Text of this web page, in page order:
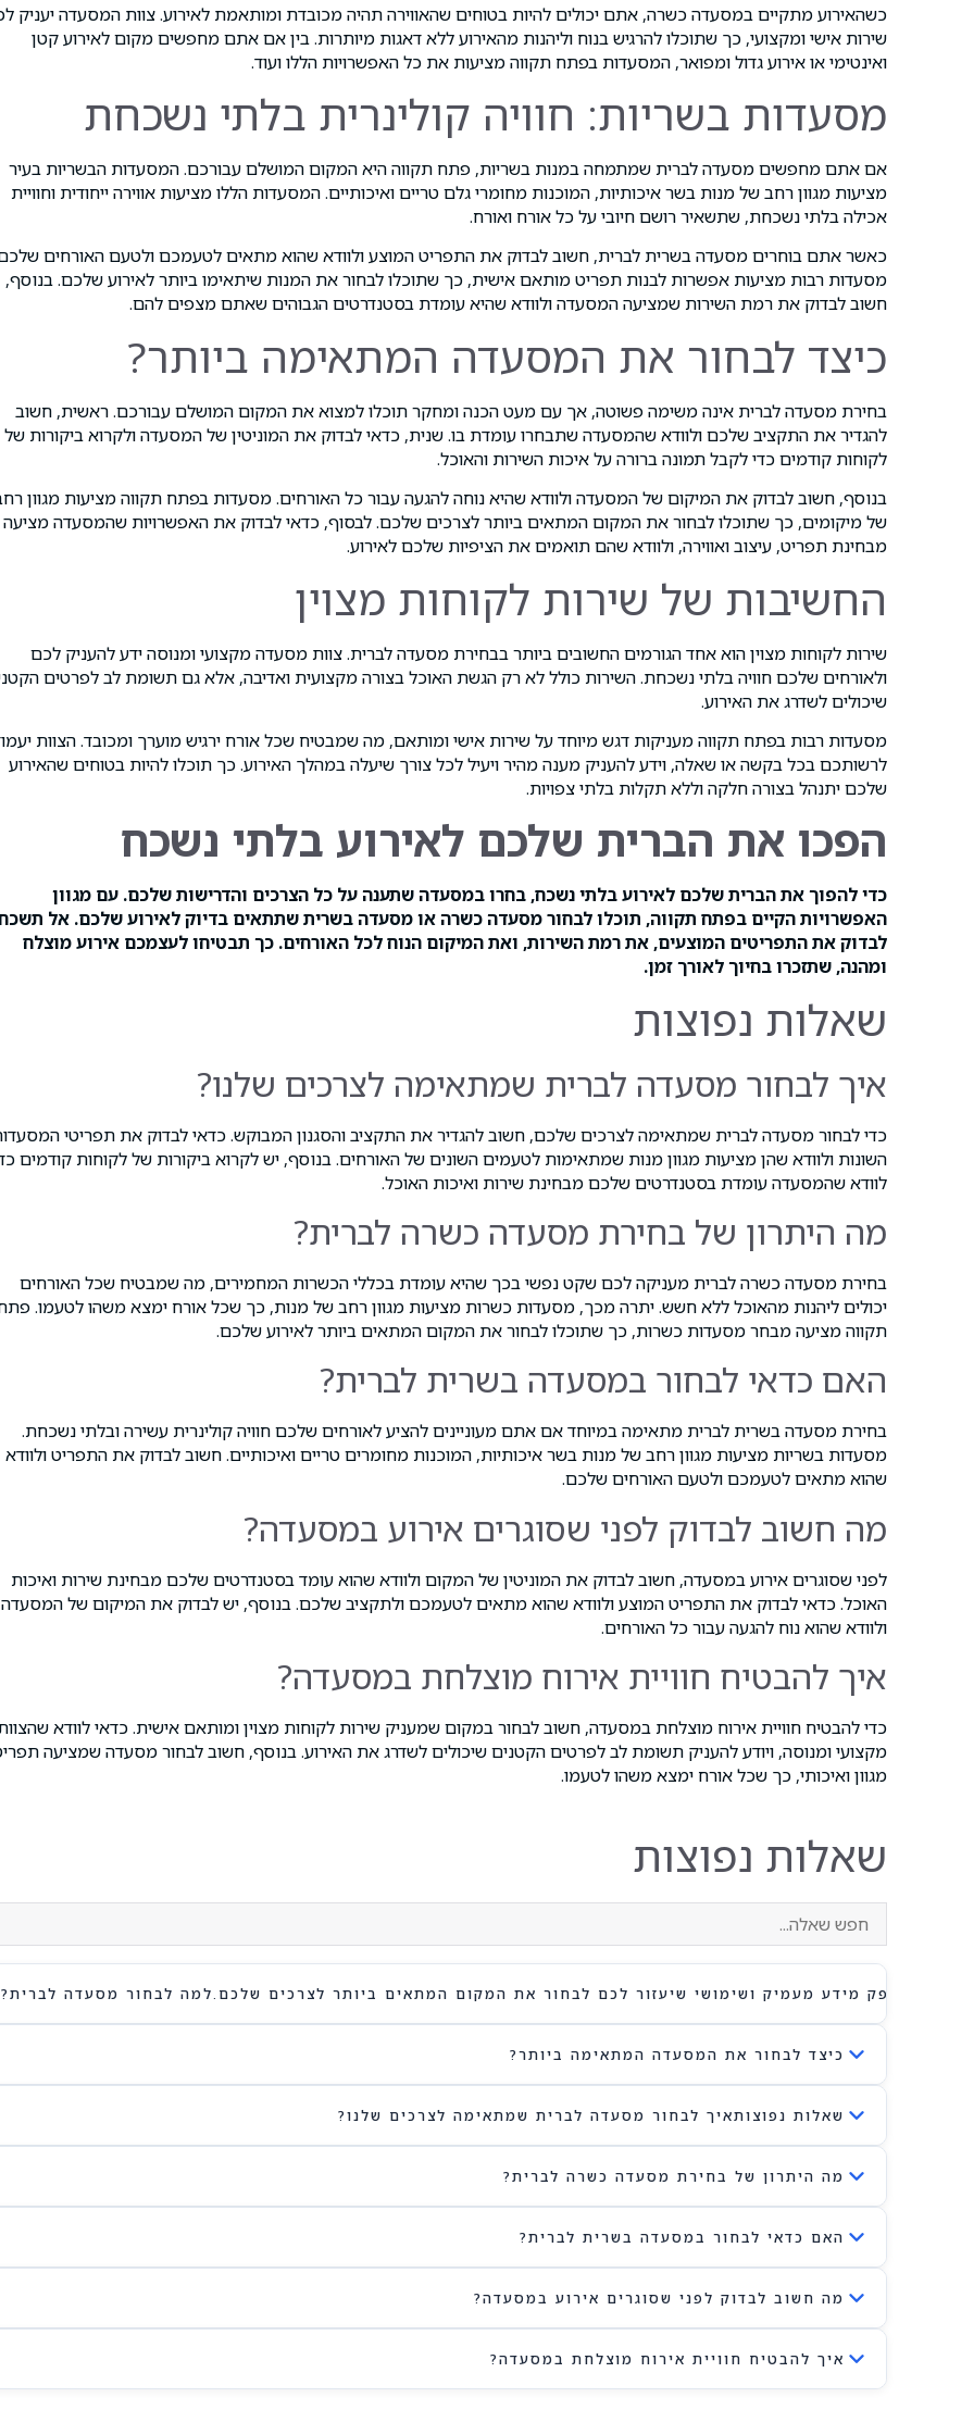
כשהאירוע מתקיים במסעדה כשרה, אתם יכולים להיות בטוחים שהאווירה תהיה מכובדת ומותאמת לאירוע. צוות המסעדה יעניק
שירות אישי ומקצועי, כך שתוכלו להרגיש בנוח וליהנות מהאירוע ללא דאגות מיותרות. בין אם אתם מחפשים מקום לאירוע קטן
ואינטימי או אירוע גדול ומפואר, המסעדות בפתח תקווה מציעות את כל האפשרויות הללו ועוד.
מסעדות בשריות: חוויה קולינרית בלתי נשכחת
אם אתם מחפשים מסעדה לברית שמתמחה במנות בשריות, פתח תקווה היא המקום המושלם עבורכם. המסעדות הבשריות בעיר
מציעות מגוון רחב של מנות בשר איכותיות, המוכנות מחומרי גלם טריים ואיכותיים. המסעדות הללו מציעות אווירה ייחודית וחוויית
אכילה בלתי נשכחת, שתשאיר רושם חיובי על כל אורח ואורח.
כאשר אתם בוחרים מסעדה בשרית לברית, חשוב לבדוק את התפריט המוצע ולוודא שהוא מתאים לטעמכם ולטעם האורחים
מסעדות רבות מציעות אפשרות לבנות תפריט מותאם אישית, כך שתוכלו לבחור את המנות שיתאימו ביותר לאירוע שלכם. בנוסף,
חשוב לבדוק את רמת השירות שמציעה המסעדה ולוודא שהיא עומדת בסטנדרטים הגבוהים שאתם מצפים להם.
כיצד לבחור את המסעדה המתאימה ביותר?
בחירת מסעדה לברית אינה משימה פשוטה, אך עם מעט הכנה ומחקר תוכלו למצוא את המקום המושלם עבורכם. ראשית, חשוב
להגדיר את התקציב שלכם ולוודא שהמסעדה שתבחרו עומדת בו. שנית, כדאי לבדוק את המוניטין של המסעדה ולקרוא ביקורות של
לקוחות קודמים כדי לקבל תמונה ברורה על איכות השירות והאוכל.
בנוסף, חשוב לבדוק את המיקום של המסעדה ולוודא שהיא נוחה להגעה עבור כל האורחים. מסעדות בפתח תקווה מציעות מגוון
של מיקומים, כך שתוכלו לבחור את המקום המתאים ביותר לצרכים שלכם. לבסוף, כדאי לבדוק את האפשרויות שהמסעדה מציעה
מבחינת תפריט, עיצוב ואווירה, ולוודא שהם תואמים את הציפיות שלכם לאירוע.
החשיבות של שירות לקוחות מצוין
שירות לקוחות מצוין הוא אחד הגורמים החשובים ביותר בבחירת מסעדה לברית. צוות מסעדה מקצועי ומנוסה ידע להעניק לכם
ולאורחים שלכם חוויה בלתי נשכחת. השירות כולל לא רק הגשת האוכל בצורה מקצועית ואדיבה, אלא גם תשומת לב לפרטים
שיכולים לשדרג את האירוע.
מסעדות רבות בפתח תקווה מעניקות דגש מיוחד על שירות אישי ומותאם, מה שמבטיח שכל אורח ירגיש מוערך ומכובד. הצוות
לרשותכם בכל בקשה או שאלה, וידע להעניק מענה מהיר ויעיל לכל צורך שיעלה במהלך האירוע. כך תוכלו להיות בטוחים שהאירוע
שלכם יתנהל בצורה חלקה וללא תקלות בלתי צפויות.
הפכו את הברית שלכם לאירוע בלתי נשכח
כדי להפוך את הברית שלכם לאירוע בלתי נשכח, בחרו במסעדה שתענה על כל הצרכים והדרישות שלכם. עם מגוון
האפשרויות הקיים בפתח תקווה, תוכלו לבחור מסעדה כשרה או מסעדה בשרית שתתאים בדיוק לאירוע שלכם. אל
לבדוק את התפריטים המוצעים, את רמת השירות, ואת המיקום הנוח לכל האורחים. כך תבטיחו לעצמכם אירוע מוצלח
ומהנה, שתזכרו בחיוך לאורך זמן.
שאלות נפוצות
איך לבחור מסעדה לברית שמתאימה לצרכים שלנו?
כדי לבחור מסעדה לברית שמתאימה לצרכים שלכם, חשוב להגדיר את התקציב והסגנון המבוקש. כדאי לבדוק את תפריטי
השונות ולוודא שהן מציעות מגוון מנות שמתאימות לטעמים השונים של האורחים. בנוסף, יש לקרוא ביקורות של לקוחות קודמים
לוודא שהמסעדה עומדת בסטנדרטים שלכם מבחינת שירות ואיכות האוכל.
מה היתרון של בחירת מסעדה כשרה לברית?
בחירת מסעדה כשרה לברית מעניקה לכם שקט נפשי בכך שהיא עומדת בכללי הכשרות המחמירים, מה שמבטיח שכל האורחים
יכולים ליהנות מהאוכל ללא חשש. יתרה מכך, מסעדות כשרות מציעות מגוון רחב של מנות, כך שכל אורח ימצא משהו לטעמו.
תקווה מציעה מבחר מסעדות כשרות, כך שתוכלו לבחור את המקום המתאים ביותר לאירוע שלכם.
האם כדאי לבחור במסעדה בשרית לברית?
בחירת מסעדה בשרית לברית מתאימה במיוחד אם אתם מעוניינים להציע לאורחים שלכם חוויה קולינרית עשירה ובלתי נשכחת.
מסעדות בשריות מציעות מגוון רחב של מנות בשר איכותיות, המוכנות מחומרים טריים ואיכותיים. חשוב לבדוק את התפריט ולוודא
שהוא מתאים לטעמכם ולטעם האורחים שלכם.
מה חשוב לבדוק לפני שסוגרים אירוע במסעדה?
לפני שסוגרים אירוע במסעדה, חשוב לבדוק את המוניטין של המקום ולוודא שהוא עומד בסטנדרטים שלכם מבחינת שירות ואיכות
האוכל. כדאי לבדוק את התפריט המוצע ולוודא שהוא מתאים לטעמכם ולתקציב שלכם. בנוסף, יש לבדוק את המיקום של המסעדה
ולוודא שהוא נוח להגעה עבור כל האורחים.
איך להבטיח חוויית אירוח מוצלחת במסעדה?
כדי להבטיח חוויית אירוח מוצלחת במסעדה, חשוב לבחור במקום שמעניק שירות לקוחות מצוין ומותאם אישית. כדאי לוודא
מקצועי ומנוסה, ויודע להעניק תשומת לב לפרטים הקטנים שיכולים לשדרג את האירוע. בנוסף, חשוב לבחור מסעדה שמציעה
מגוון ואיכותי, כך שכל אורח ימצא משהו לטעמו.
שאלות נפוצות
יספק מידע מעמיק ושימושי שיעזור לכם לבחור את המקום המתאים ביותר לצרכים שלכם.למה לבחור מסעדה לברית?
כיצד לבחור את המסעדה המתאימה ביותר?
שאלות נפוצותאיך לבחור מסעדה לברית שמתאימה לצרכים שלנו?
מה היתרון של בחירת מסעדה כשרה לברית?
האם כדאי לבחור במסעדה בשרית לברית?
מה חשוב לבדוק לפני שסוגרים אירוע במסעדה?
איך להבטיח חוויית אירוח מוצלחת במסעדה?